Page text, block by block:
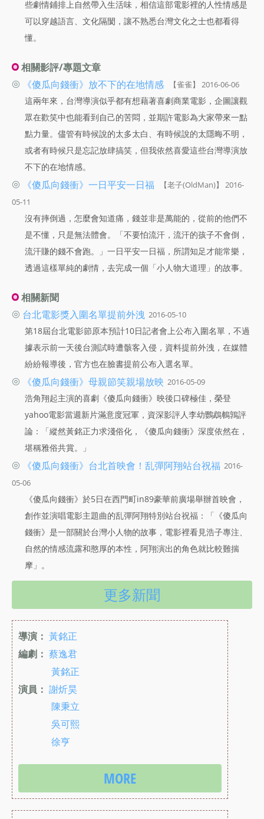
些劇情鋪排上自然帶入生活味，相信這部電影裡的人性情感是
可以穿越語言、文化隔閡，讓不熟悉台灣文化之士也都看得
懂。
相關影評/專題文章
◎
《傻瓜向錢衝》放不下的在地情感 【雀雀】 2016-06-06
這兩年來，台灣導演似乎都有想藉著喜劇商業電影，企圖讓觀
眾在歡笑中也能看到自己的苦悶，並期許電影為大家帶來一點
點力量。儘管有時候說的太多太白、有時候說的太隱晦不明，
或者有時候只是忘記放肆搞笑，但我依然喜愛這些台灣導演放
不下的在地情感。
◎ 《傻瓜向錢衝》一日平安一日福
【老子(OldMan)】 2016-
05-11
沒有摔倒過，怎麼會知道痛，錢並非是萬能的，從前的他們不
是不懂，只是無法體會。「不要怕流汗，流汗的孩子不會倒，
流汗賺的錢不會跑。」一日平安一日福，所謂知足才能常樂，
透過這樣單純的劇情，去完成一個「小人物大道理」的故事。
相關新聞
◎ 台北電影獎入圍名單提前外洩 2016-05-10
第18屆台北電影節原本預計10日記者會上公布入圍名單，不過
據表示前一天後台測試時遭骸客入侵，資料提前外洩，在媒體
紛紛報導後，官方也在臉書提前公布入選名單。
◎ 《傻瓜向錢衝》母親節笑親場放映 2016-05-09
浩角翔起主演的喜劇《傻瓜向錢衝》映後口碑極佳，榮登
yahoo電影當週新片滿意度冠軍，資深影評人李幼鸚鵡鵪鶉評
論：「縱然黃銘正力求淺俗化，《傻瓜向錢衝》深度依然在，
堪稱雅俗共賞。」
◎ 《傻瓜向錢衝》台北首映會！乱彈阿翔站台祝福 2016-
05-06
《傻瓜向錢衝》於5日在西門町in89豪華前廣場舉辦首映會，
創作並演唱電影主題曲的乱彈阿翔特別站台祝福：「《傻瓜向
錢衝》是一部關於台灣小人物的故事，電影裡看見浩子專注、
自然的情感流露和憨厚的本性，阿翔演出的角色就比較難揣
摩」。
更多新聞
導演： 黃銘正
編劇： 蔡逸君
黃銘正
演員： 謝炘昊
陳秉立
吳可熙
徐亨
MORE